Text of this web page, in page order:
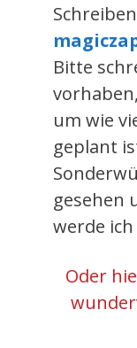
Bitte
um wie
geplant
gesehen
werde
Oder